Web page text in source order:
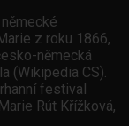
z roku 1866,
německá
(Wikipedia CS).
festival
Rút Křížková,